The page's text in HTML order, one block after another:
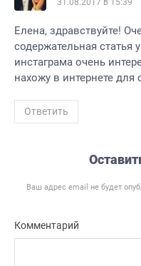
Елена, здравствуйте!
содержательная статья
инстаграма очень
нахожу в интернете для
Ответить
Ваш адрес email не будет
Комментарий